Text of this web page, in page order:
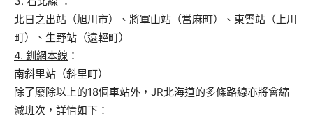
北日之出站（旭川市）、將軍山站（當麻町）、東雲站（上川
町）、生野站（遠輕町）
4. 釧網本線 ：
南斜里站（斜里町）
除了廢除以上的18個車站外，JR北海道的多條路線亦將會縮
減班次，詳情如下：